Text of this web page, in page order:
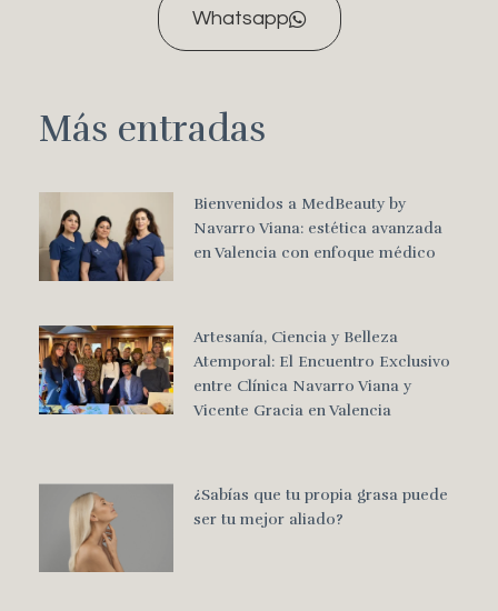
Whatsapp
Más entradas
Bienvenidos a MedBeauty by
Navarro Viana: estética avanzada
en Valencia con enfoque médico
Artesanía, Ciencia y Belleza
Atemporal: El Encuentro Exclusivo
entre Clínica Navarro Viana y
Vicente Gracia en Valencia
¿Sabías que tu propia grasa puede
ser tu mejor aliado?